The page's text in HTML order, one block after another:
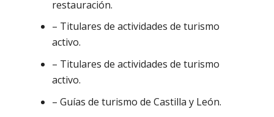
restauración.
– Titulares de actividades de turismo
activo.
– Titulares de actividades de turismo
activo.
– Guías de turismo de Castilla y León.